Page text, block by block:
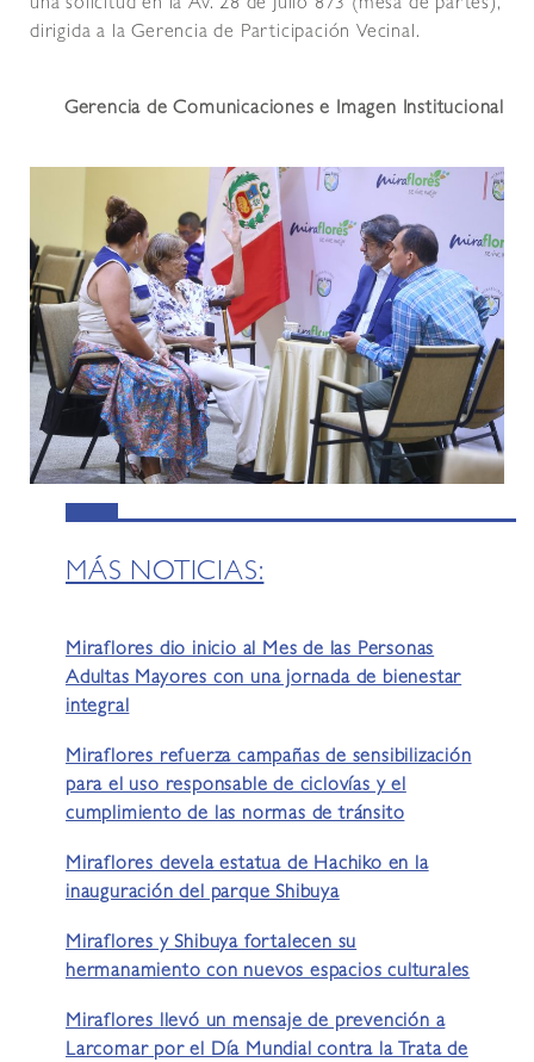
una solicitud en la Av. 28 de Julio 873 (mesa de partes),
dirigida a la Gerencia de Participación Vecinal.
Gerencia de Comunicaciones e Imagen Institucional
MÁS NOTICIAS:
Miraflores dio inicio al Mes de las Personas
Adultas Mayores con una jornada de bienestar
integral
Miraflores refuerza campañas de sensibilización
para el uso responsable de ciclovías y el
cumplimiento de las normas de tránsito
Miraflores devela estatua de Hachiko en la
inauguración del parque Shibuya
Miraflores y Shibuya fortalecen su
hermanamiento con nuevos espacios culturales
Miraflores llevó un mensaje de prevención a
Larcomar por el Día Mundial contra la Trata de